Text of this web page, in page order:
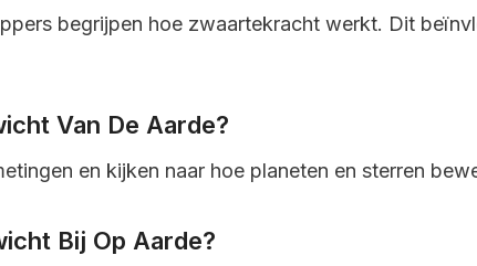
begrijpen hoe zwaartekracht werkt. Dit
Van De Aarde?
en kijken naar hoe planeten en sterren
Bij Op Aarde?